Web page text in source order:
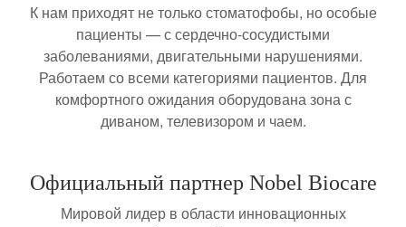
К нам приходят не только стоматофобы, но особые
пациенты — с сердечно-сосудистыми
заболеваниями, двигательными нарушениями.
Работаем со всеми категориями пациентов. Для
комфортного ожидания оборудована зона с
диваном, телевизором и чаем.
Официальный партнер Nobel Biocare
Мировой лидер в области инновационных